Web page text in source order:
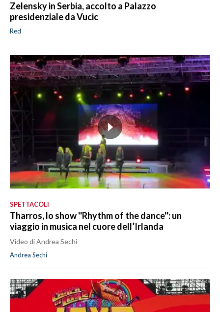
Zelensky in Serbia, accolto a Palazzo
presidenziale da Vucic
Red
SPETTACOLI
Tharros, lo show ''Rhythm of the dance'': un
viaggio in musica nel cuore dell’Irlanda
Video di Andrea Sechi
Andrea Sechi